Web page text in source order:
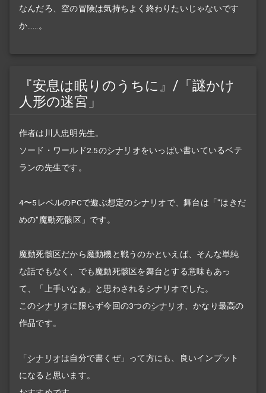
なんだろ、空の冒険は気持ちよく終わりたいじゃないです
か……。
『安息は眠りのうちに』/「謎かけ
人形の迷宮」
作者は川人忠明先生。
ソード・ワールド2.5のシナリオをいっぱい書いているベテ
ランの先生です。
4〜5レベルのPCで遊ぶ想定のシナリオで、舞台は「"はきだ
めの"魔動死骸区」です。
魔動死骸区だから魔動機と戦うのかといえば、そんな単純
な話でもなく、でも魔動死骸区を舞台とする意味もあっ
て、「上手いなぁ」と思わされる シナリオでした。
このシナリオに限らず今回の3つのシナリオ、かなり最高の
作品です。
「 シナリオは自分で書くぜ」って方にも、良いインプット
になると思います。